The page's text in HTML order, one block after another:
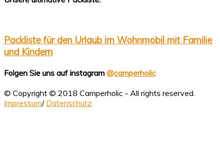
Packliste für den Urlaub im Wohnmobil mit Familie
und Kindern
Folgen Sie uns auf instagram @camperholic
© Copyright © 2018 Camperholic - All rights reserved.
Impressum/ Datenschutz